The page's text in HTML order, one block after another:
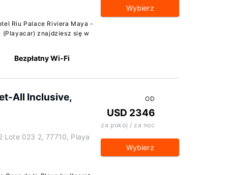
Riu Palace Riviera Maya -
(Playacar) znajdziesz się w
Bezpłatny Wi-Fi
Wybierz
All Inclusive,
Lote 023 2, 77710, Playa
OD
USD 2346
za pokój / za noc
Wybierz